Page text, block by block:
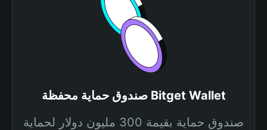
صندوق حماية محفظة Bitget Wallet
صندوق حماية بقيمة 300 مليون دولار لحماية